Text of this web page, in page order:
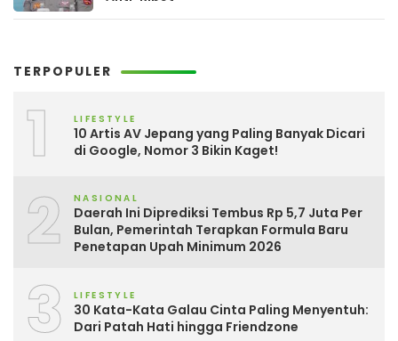
TERPOPULER
1 LIFESTYLE
10 Artis AV Jepang yang Paling Banyak Dicari
di Google, Nomor 3 Bikin Kaget!
2 NASIONAL
Daerah Ini Diprediksi Tembus Rp 5,7 Juta Per
Bulan, Pemerintah Terapkan Formula Baru
Penetapan Upah Minimum 2026
3 LIFESTYLE
30 Kata-Kata Galau Cinta Paling Menyentuh:
Dari Patah Hati hingga Friendzone